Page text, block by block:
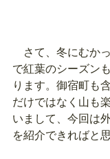
さて、冬にむか
で紅葉のシーズン
ります。御宿町も
だけではなく山も
いまして、今回は
を紹介できればと思